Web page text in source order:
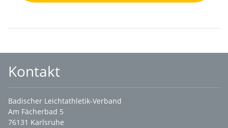
Kontakt
Badischer Leichtathletik-Verband
Am Fächerbad 5
76131 Karlsruhe